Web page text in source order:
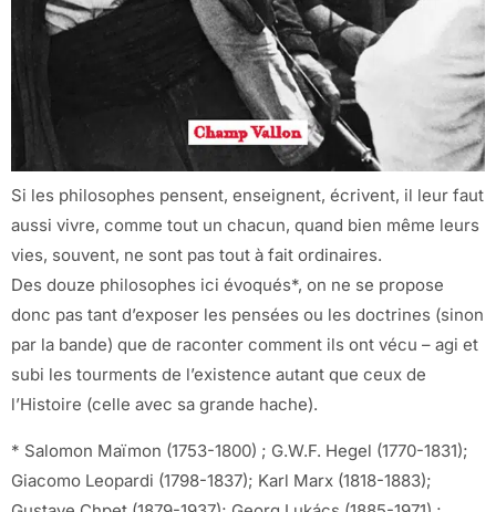
Si les philosophes pensent, enseignent, écrivent, il leur faut
aussi vivre, comme tout un chacun, quand bien même leurs
vies, souvent, ne sont pas tout à fait ordinaires.
Des douze philosophes ici évoqués*, on ne se propose
donc pas tant d’exposer les pensées ou les doctrines (sinon
par la bande) que de raconter comment ils ont vécu – agi et
subi les tourments de l’existence autant que ceux de
l’Histoire (celle avec sa grande hache).
* Salomon Maïmon (1753-1800) ; G.W.F. Hegel (1770-1831);
Giacomo Leopardi (1798-1837); Karl Marx (1818-1883);